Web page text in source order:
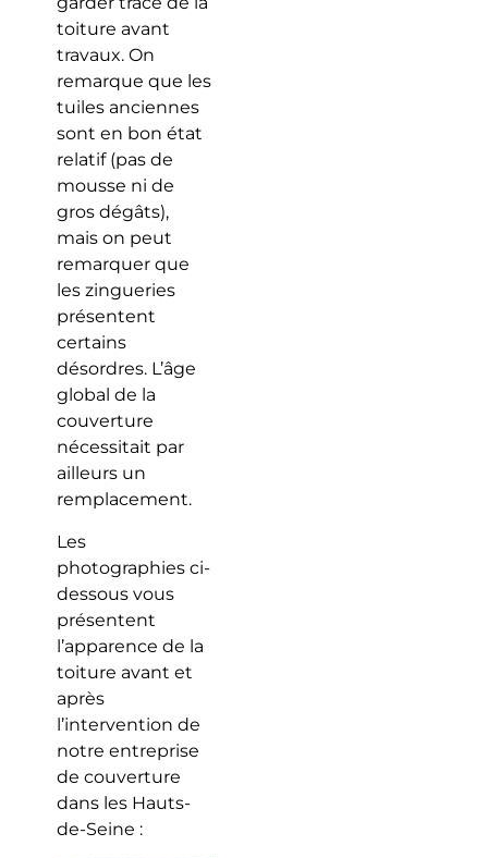
toiture avant
travaux. On
remarque que les
tuiles anciennes
sont en bon état
relatif (pas de
mousse ni de
gros dégâts),
mais on peut
remarquer que
les zingueries
présentent
certains
désordres. L’âge
global de la
couverture
nécessitait par
ailleurs un
remplacement.
Les
photographies ci-
dessous vous
présentent
l’apparence de la
toiture avant et
après
l’intervention de
notre entreprise
de couverture
dans les Hauts-
de-Seine :